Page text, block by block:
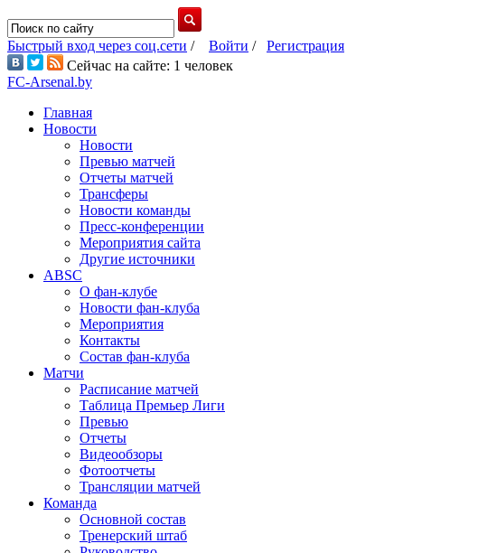
Быстрый вход через соц.сети / Войти / Регистрация
Сейчас на сайте: 1 человек
FC-Arsenal.by
Главная
Новости
Новости
Превью матчей
Отчеты матчей
Трансферы
Новости команды
Пресс-конференции
Мероприятия сайта
Другие источники
ABSC
О фан-клубе
Новости фан-клуба
Мероприятия
Контакты
Состав фан-клуба
Матчи
Расписание матчей
Таблица Премьер Лиги
Превью
Отчеты
Видеообзоры
Фотоотчеты
Трансляции матчей
Команда
Основной состав
Тренерский штаб